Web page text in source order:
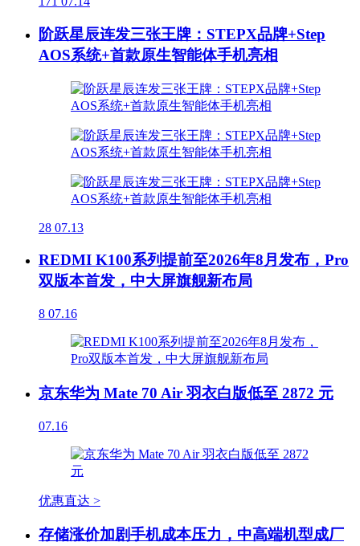
阶跃星辰连发三张王牌：STEPX品牌+Step
AOS系统+首款原生智能体手机亮相
28 07.13
REDMI K100系列提前至2026年8月发布，Pro
双版本首发，中大屏旗舰新布局
8 07.16
京东华为 Mate 70 Air 羽衣白版低至 2872 元
07.16
优惠直达 >
存储涨价加剧手机成本压力，中高端机型成厂